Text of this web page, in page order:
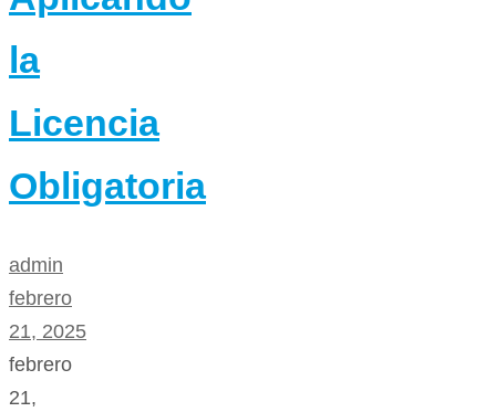
la
Licencia
Obligatoria
admin
febrero
21, 2025
febrero
21,